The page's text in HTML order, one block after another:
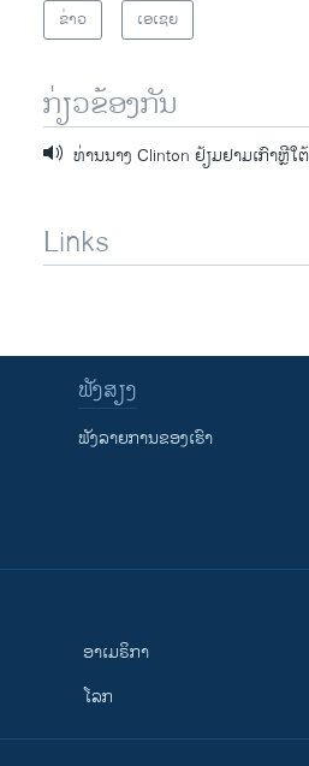
ຂ່າວ
ເອເຊຍ
ກ່ຽວຂ້ອງກັນ
ທ່ານນາງ Clinton ຢ້ຽມຢາມເກົາຫຼີໃຕ້
Links
ຟັງສຽງ
ຟັງລາຍການຂອງເຮົາ
ອາເມຣິກາ
ໂລກ